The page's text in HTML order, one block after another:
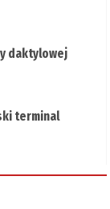
daktylowej
terminal